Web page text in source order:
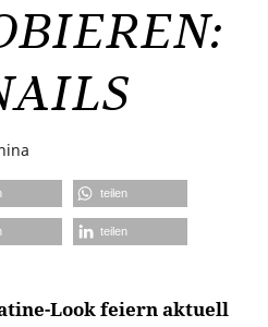
teilen
teilen
Look feiern aktuell